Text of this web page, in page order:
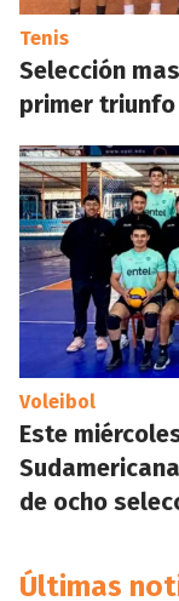
Tenis
Selección
primer triunfo
Voleibol
Este
de ocho
Últimas